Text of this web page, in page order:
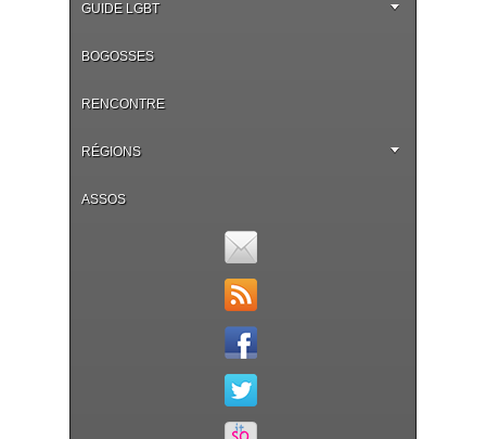
GUIDE LGBT
BOGOSSES
RENCONTRE
RÉGIONS
ASSOS